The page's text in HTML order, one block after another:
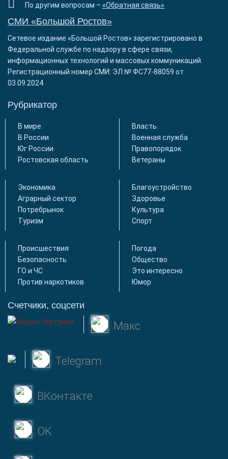
По другим вопросам – «Обратная связь»
СМИ «Большой Ростов»
Сетевое издание «Большой Ростов» зарегистрировано в
Федеральной службе по надзору в сфере связи,
информационных технологий и массовых коммуникаций.
Регистрационный номер СМИ: ЭЛ № ФС77-88059 от
03.09.2024
Рубрикатор
В мире
В России
Юг России
Ростовская область
Власть
Военная служба
Правопорядок
Ветераны
Экономика
Аграрный сектор
Потребрынок
Туризм
Благоустройство
Здоровье
Культура
Спорт
Происшествия
Безопасность
ГО и ЧС
Против наркотиков
Погода
Общество
Это интересно
Юмор
Счетчики, соцсети
Макс
Telegram
ВКонтакте
OK